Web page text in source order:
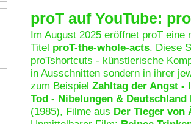
proT auf YouTube:
Im August 2025 eröffnet proT eine
Titel proT-the-whole-acts. Diese
proTshortcuts - künstlerische
in Ausschnitten sondern in ihrer
zum Beispiel Zahltag der Angst -
Tod - Nibelungen & Deutschland
(1985), Filme aus Der Tieger von